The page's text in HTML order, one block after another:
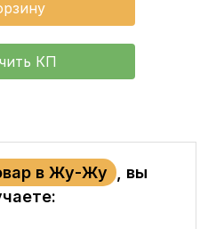
КП
в Жу-Жу
, вы